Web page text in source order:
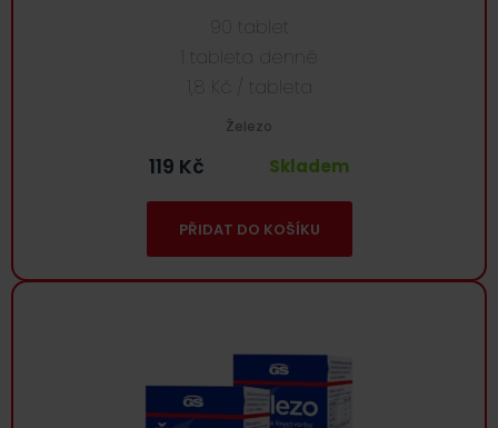
90 tablet
1 tableta denně
1,8 Kč / tableta
Železo
119 Kč Skladem
PŘIDAT DO KOŠÍKU